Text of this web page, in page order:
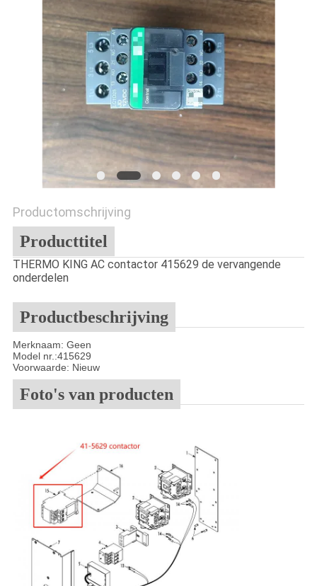
SITEMAP
PRIVACYBELEID
Productomschrijving
Producttitel
THERMO KING AC contactor 415629 de vervangende
onderdelen
Productbeschrijving
Merknaam: Geen
Model nr.:415629
Voorwaarde: Nieuw
Foto's van producten